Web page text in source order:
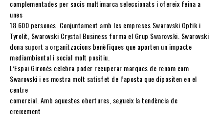
complementades per socis multimarca seleccionats i ofereix feina a
unes
18.600 persones. Conjuntament amb les empreses Swarovski Optik i
Tyrolit, Swarovski Crystal Business forma el Grup Swarovski. Swarovski
dona suport a organitzacions benèfiques que aporten un impacte
mediambiental i social molt positiu.
L’Espai Gironès celebra poder recuperar marques de renom com
Swarovski i es mostra molt satisfet de l’aposta que dipositen en el
centre
comercial. Amb aquestes obertures, segueix la tendència de
creixement